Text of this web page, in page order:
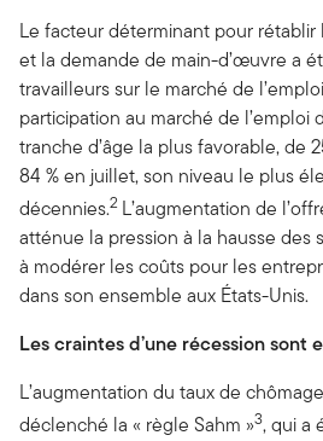
Le facteur déterminant pour rétablir
et la demande de main-d’œuvre a
travailleurs sur le marché de
participation au marché de l’emploi
tranche d’âge la plus favorable, de
84 % en juillet, son niveau le plus
décennies.2 L’augmentation de
atténue la pression à la hausse des
à modérer les coûts pour les
dans son ensemble aux États-Unis.
Les craintes d’une récession sont
L’augmentation du taux de
déclenché la « règle Sahm »3, qui a